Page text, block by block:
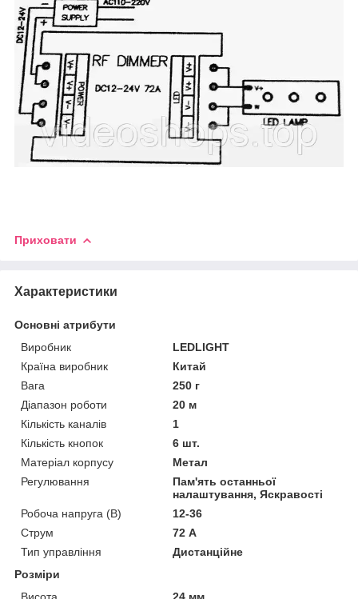
Приховати
Характеристики
Основні атрибути
Виробник
LEDLIGHT
Країна виробник
Китай
Вага
250 г
Діапазон роботи
20 м
Кількість каналів
1
Кількість кнопок
6 шт.
Матеріал корпусу
Метал
Регулювання
Пам'ять останньої
налаштування, Яскравості
Робоча напруга (В)
12-36
Струм
72 А
Тип управління
Дистанційне
Розміри